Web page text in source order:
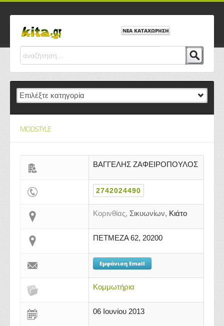
ΝΕΑ ΚΑΤΑΧΩΡΗΣΗ
MODSTYLE
ΒΑΓΓΕΛΗΣ ΖΑΦΕΙΡΟΠΟΥΛΟΣ
2742024490
Κορινθίας, Σικυωνίων, Κιάτο
ΠΕΤΜΕΖΑ 62, 20200
Εμφάνιση Email
Κομμωτήρια
06 Ιουνίου 2013